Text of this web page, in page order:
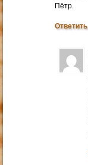
Пётр.
Ответить